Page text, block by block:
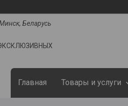
Беларусь
Главная Товары и услуги